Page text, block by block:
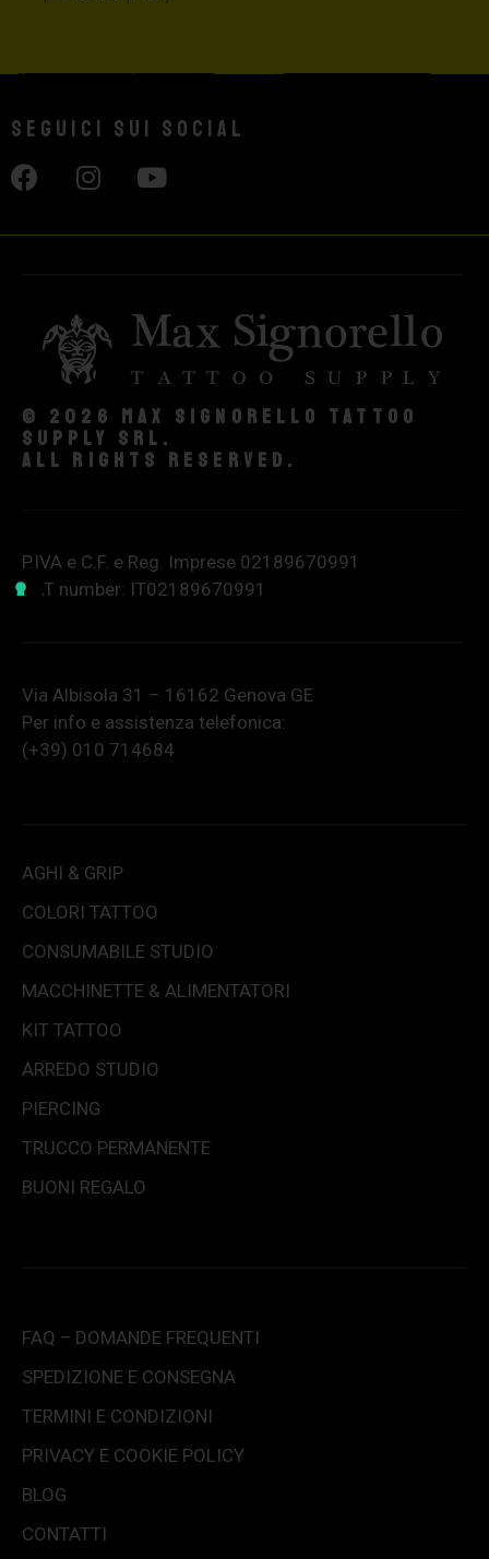
Seguici sui social
© 2026 Max Signorello Tattoo
supply srl.
All rights reserved.
P.IVA e C.F. e Reg. Imprese 02189670991
VAT number: IT02189670991
Via Albisola 31 – 16162 Genova GE
Per info e assistenza telefonica:
(+39) 010 714684
AGHI & GRIP
COLORI TATTOO
CONSUMABILE STUDIO
MACCHINETTE & ALIMENTATORI
KIT TATTOO
ARREDO STUDIO
PIERCING
TRUCCO PERMANENTE
BUONI REGALO
FAQ – DOMANDE FREQUENTI
SPEDIZIONE E CONSEGNA
TERMINI E CONDIZIONI
PRIVACY E COOKIE POLICY
BLOG
CONTATTI